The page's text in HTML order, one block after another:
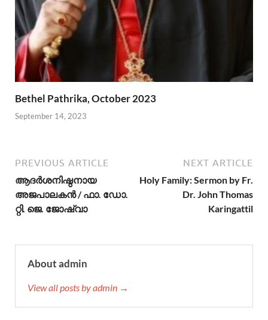
Bethel Pathrika, October 2023
September 14, 2023
PREVIOUS ARTICLE
ആദര്‍ശനിഷ്ഠനായ
അജപാലകന്‍ / ഫാ. ഡോ.
റ്റി. ജെ. ജോഷ്വാ
NEXT ARTICLE
Holy Family: Sermon by Fr.
Dr. John Thomas
Karingattil
About admin
View all posts by admin →